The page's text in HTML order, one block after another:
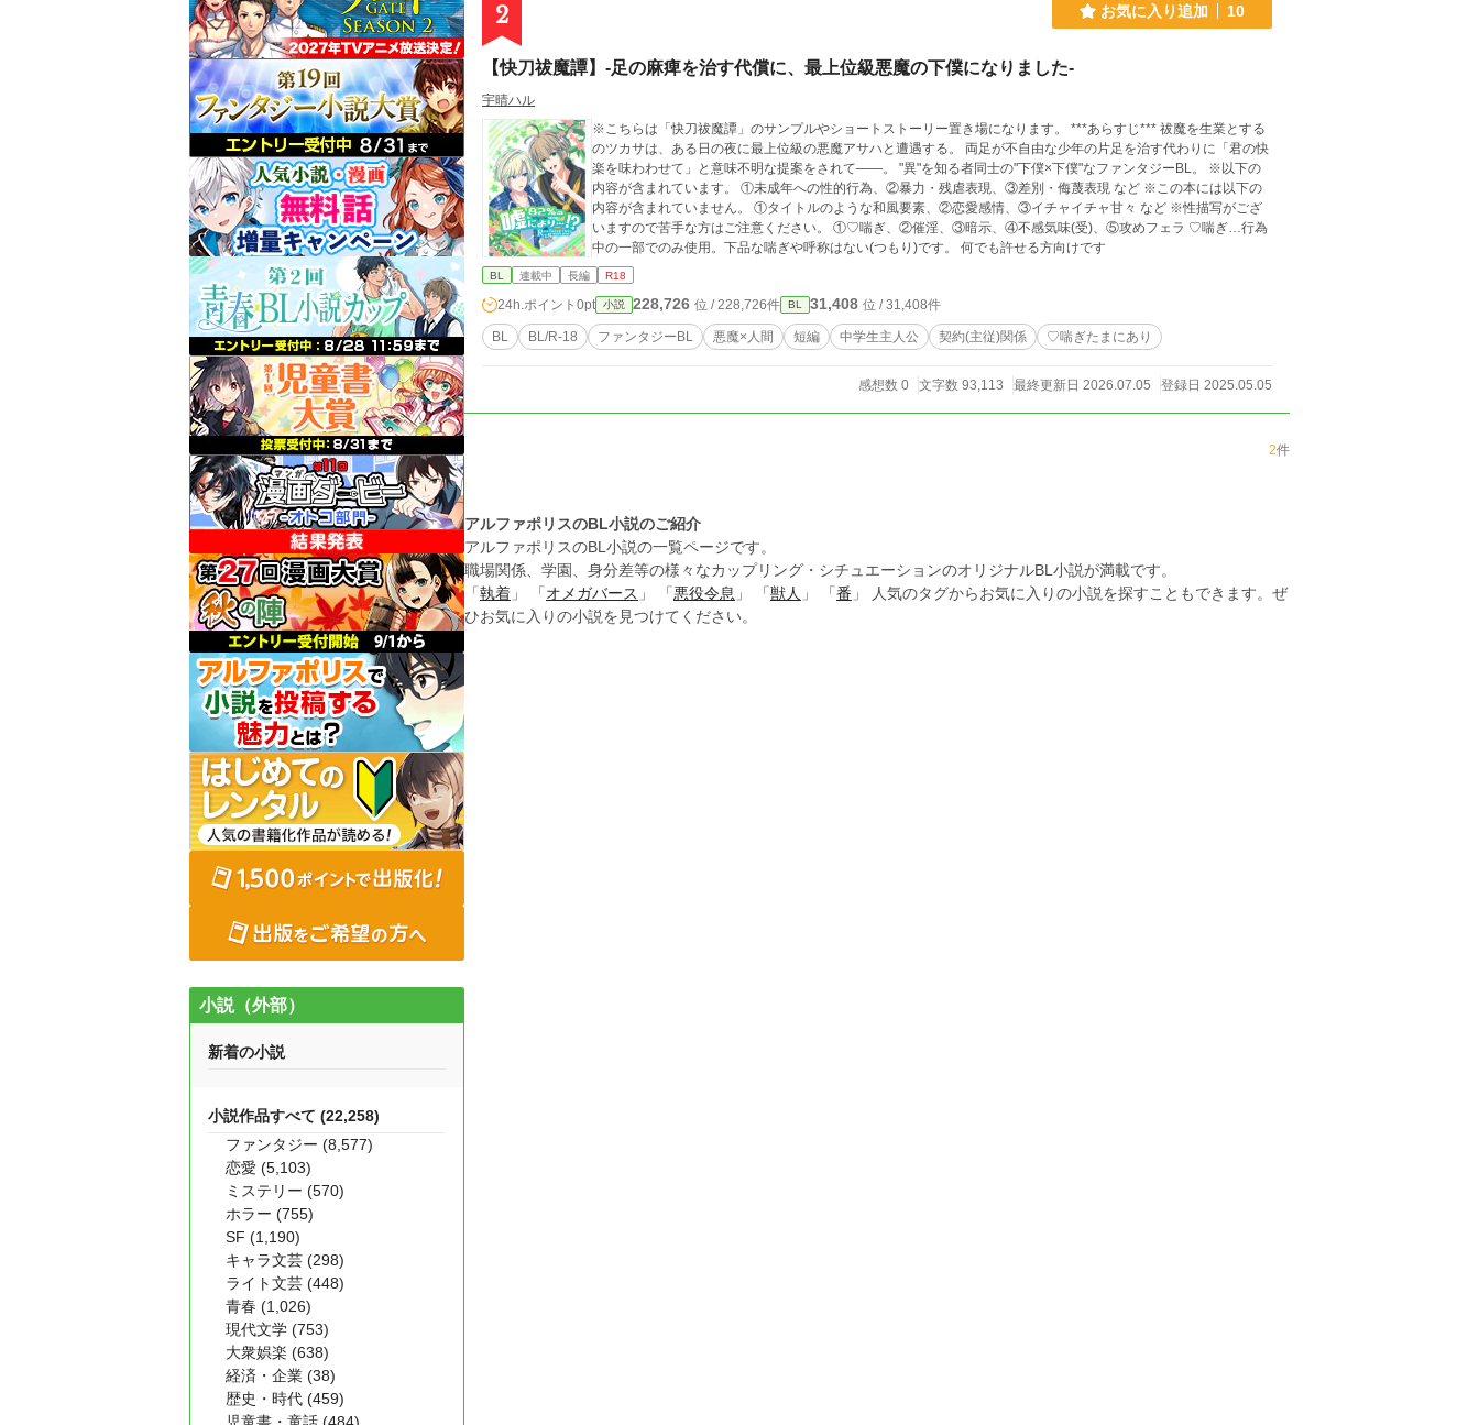
2 お気に入り追加 10
【快刀祓魔譚】-足の麻痺を治す代償に、最上位級悪魔の下僕になりました-
宇晴ハル
※こちらは「快刀祓魔譚」のサンプルやショートストーリー置き場になります。 ***あらすじ*** 祓魔を生業とする
のツカサは、ある日の夜に最上位級の悪魔アサハと遭遇する。 両足が不自由な少年の片足を治す代わりに「君の快
楽を味わわせて」と意味不明な提案をされて――。 "異"を知る者同士の"下僕×下僕"なファンタジーBL。 ※以下の
内容が含まれています。 ①未成年への性的行為、②暴力・残虐表現、③差別・侮蔑表現 など ※この本には以下の
内容が含まれていません。 ①タイトルのような和風要素、②恋愛感情、③イチャイチャ甘々 など ※性描写がござ
いますので苦手な方はご注意ください。 ①♡喘ぎ、②催淫、③暗示、④不感気味(受)、⑤攻めフェラ ♡喘ぎ…行為
中の一部でのみ使用。下品な喘ぎや呼称はない(つもり)です。 何でも許せる方向けです
BL 連載中 長編 R18
24h.ポイント 0pt 小説 228,726 位 / 228,726件 BL 31,408 位 / 31,408件
BL BL/R-18 ファンタジーBL 悪魔×人間 短編 中学生主人公 契約(主従)関係 ♡喘ぎたまにあり
感想数 0 文字数 93,113 最終更新日 2026.07.05 登録日 2025.05.05
2件
アルファポリスのBL小説のご紹介
アルファポリスのBL小説の一覧ページです。
職場関係、学園、身分差等の様々なカップリング・シチュエーションのオリジナルBL小説が満載です。
「 執着 」 「 オメガバース 」 「 悪役令息 」 「 獣人 」 「 番 」 人気のタグからお気に入りの小説を探すこともできます。ぜ
ひお気に入りの小説を見つけてください。
小説（外部）
新着の小説
小説作品すべて (22,258)
ファンタジー (8,577)
恋愛 (5,103)
ミステリー (570)
ホラー (755)
SF (1,190)
キャラ文芸 (298)
ライト文芸 (448)
青春 (1,026)
現代文学 (753)
大衆娯楽 (638)
経済・企業 (38)
歴史・時代 (459)